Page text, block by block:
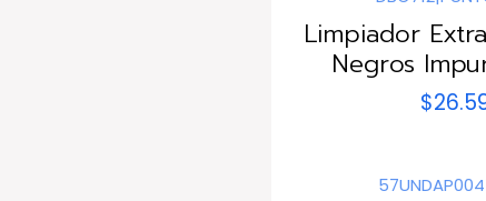
Limpiador
Negros
57UNDAP004